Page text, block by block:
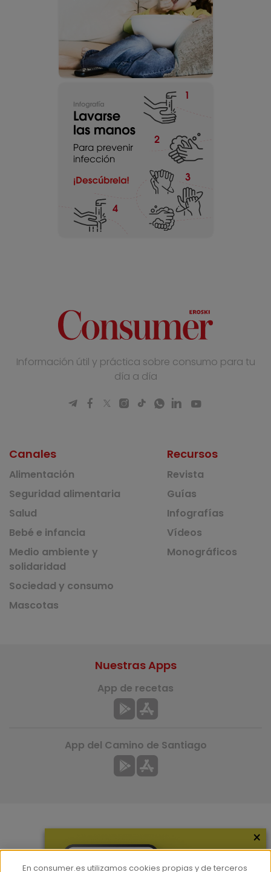
Información útil y práctica sobre consumo para tu
día a día
Canales
Alimentación
Seguridad alimentaria
Salud
Bebé e infancia
Medio ambiente y
solidaridad
Sociedad y consumo
Mascotas
Recursos
Revista
Guías
Infografías
Vídeos
Monográficos
Nuestras Apps
App de recetas
App del Camino de Santiago
×
En consumer.es utilizamos cookies propias y de terceros